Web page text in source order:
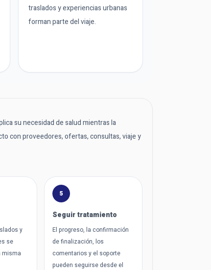
traslados y experiencias urbanas
forman parte del viaje.
su necesidad de salud mientras la
con proveedores, ofertas, consultas, viaje y
y
se
misma
5
Seguir tratamiento
El progreso, la confirmación
de finalización, los
comentarios y el soporte
pueden seguirse desde el